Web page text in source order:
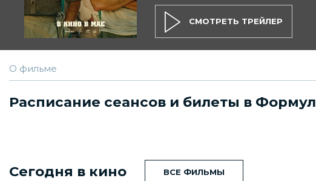
СМОТРЕТЬ ТРЕЙЛЕР
О фильме
Расписание сеансов и билеты в
Сегодня в кино ВСЕ ФИЛЬМЫ